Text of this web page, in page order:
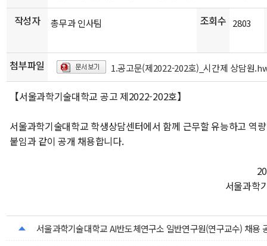
작성자 총무과 인사팀 조회수 2803
첨부파일 1.공고문(제2022-202호)_시간제 상담원
【서울과학기술대학교 공고 제2022-202호】
서울과학기술대학교 학생상담센터에서 함께 근무할 유능하고 역
붙임과 같이 공개 채용합니다.
서울과학
서울과학기술대학교 AI반도체연구소 일반연구원(연구교수) 채용